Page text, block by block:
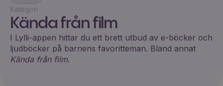
Kategori
Kända från film
I Lylli-appen hittar du ett brett utbud av e-böcker och
ljudböcker på barnens favoritteman. Bland annat
Kända från film.